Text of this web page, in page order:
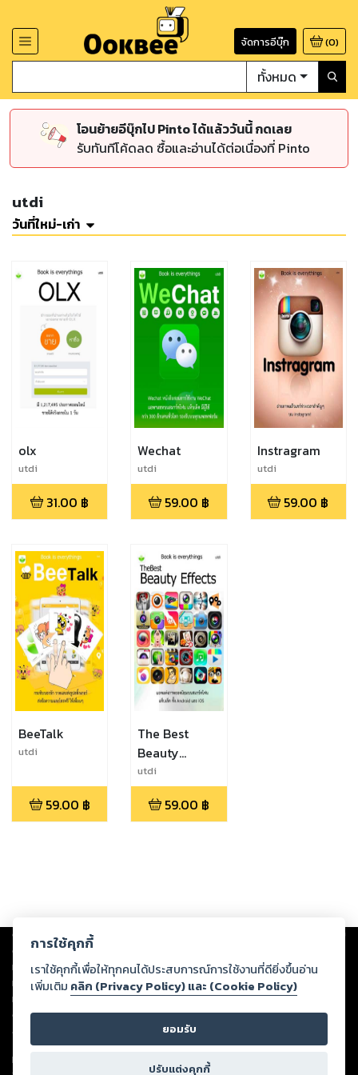
จัดการอีบุ๊ก (0)
ทั้งหมด
โอนย้ายอีบุ๊กไป Pinto ได้แล้ววันนี้ กดเลย
รับทันทีโค้ดลด ซื้อและอ่านได้ต่อเนื่องที่ Pinto
utdi
วันที่ใหม่-เก่า
olx
utdi
31.00 ฿
Wechat
utdi
59.00 ฿
Instragram
utdi
59.00 ฿
BeeTalk
utdi
59.00 ฿
The Best
Beauty
Effects
utdi
59.00 ฿
Copyright © 2026
ต่อผลงานหรือเนื้อหาใดที่อัปโหลดผ่านเว็บไซต์และปรากฏว่าละเมิดสิทธิใน
ทรัพย์สินทางปัญญาของบุคคลอื่นหรือขัดต่อกฎหมายและศีลธรรม ดังนั้น ผู้อ่าน
ทุกท่านโปรดใช้วิจารณญาณในการกลั่นกรองด้วยตนเอง และหากท่านพบว่าส่วน
หนึ่งส่วนใดขัดต่อกฎหมายและศีลธรรม กรุณาแจ้งมายังบริษัท เพื่อทีมงานจะได้
ดำเนินการในทันที ทั้งนี้ ทางสตอรี่ล็อกขอสงวนลิขสิทธิ์ตามพระราชบัญญัติ
ลิขสิทธิ์ พ.ศ. 2537 (ฉบับล่าสุด)
For support: member@ookbee.com
การใช้คุกกี้
เราใช้คุกกี้เพื่อให้ทุกคนได้ประสบการณ์การใช้งานที่ดียิ่งขึ้นอ่าน
เพิ่มเติม คลิก (Privacy Policy) และ (Cookie Policy)
ยอมรับ
ปรับแต่งคุกกี้